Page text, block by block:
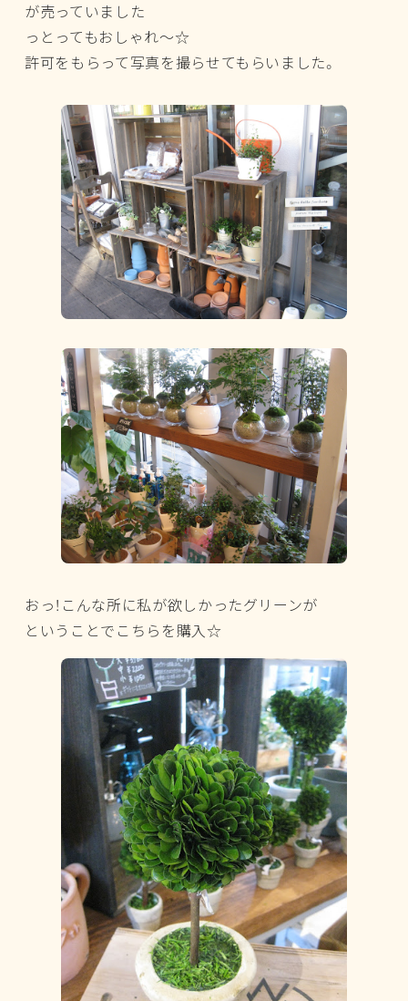
が売っていました
っとってもおしゃれ～☆
許可をもらって写真を撮らせてもらいました。
おっ！こんな所に私が欲しかったグリーンが
ということでこちらを購入☆